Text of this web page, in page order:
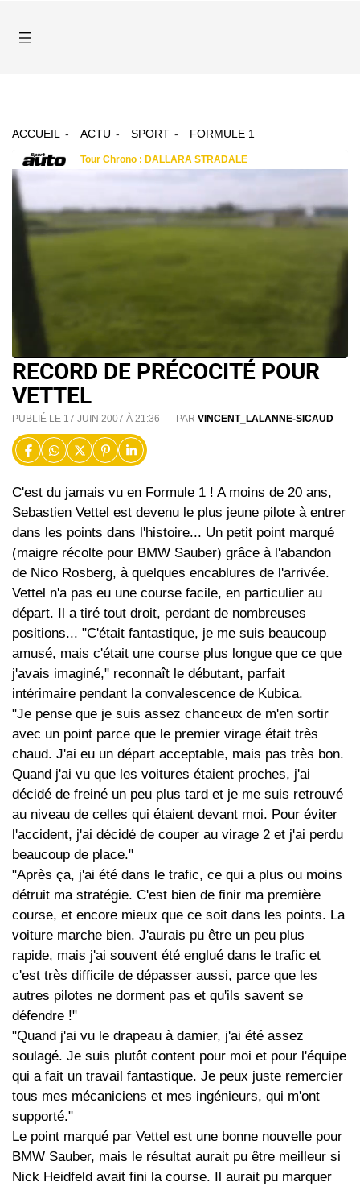
ACCUEIL ACTU SPORT FORMULE 1
RECORD DE PRÉCOCITÉ POUR
VETTEL
PUBLIÉ LE 17 JUIN 2007 À 21:36 PAR VINCENT_LALANNE-SICAUD
C'est du jamais vu en Formule 1 ! A moins de 20 ans,
Sebastien Vettel est devenu le plus jeune pilote à entrer
dans les points dans l'histoire... Un petit point marqué
(maigre récolte pour BMW Sauber) grâce à l'abandon
de Nico Rosberg, à quelques encablures de l'arrivée.
Vettel n'a pas eu une course facile, en particulier au
départ. Il a tiré tout droit, perdant de nombreuses
positions... "C'était fantastique, je me suis beaucoup
amusé, mais c'était une course plus longue que ce que
j'avais imaginé," reconnaît le débutant, parfait
intérimaire pendant la convalescence de Kubica.
"Je pense que je suis assez chanceux de m'en sortir
avec un point parce que le premier virage était très
chaud. J'ai eu un départ acceptable, mais pas très bon.
Quand j'ai vu que les voitures étaient proches, j'ai
décidé de freiné un peu plus tard et je me suis retrouvé
au niveau de celles qui étaient devant moi. Pour éviter
l'accident, j'ai décidé de couper au virage 2 et j'ai perdu
beaucoup de place."
"Après ça, j'ai été dans le trafic, ce qui a plus ou moins
détruit ma stratégie. C'est bien de finir ma première
course, et encore mieux que ce soit dans les points. La
voiture marche bien. J'aurais pu être un peu plus
rapide, mais j'ai souvent été englué dans le trafic et
c'est très difficile de dépasser aussi, parce que les
autres pilotes ne dorment pas et qu'ils savent se
défendre !"
"Quand j'ai vu le drapeau à damier, j'ai été assez
soulagé. Je suis plutôt content pour moi et pour l'équipe
qui a fait un travail fantastique. Je peux juste remercier
tous mes mécaniciens et mes ingénieurs, qui m'ont
supporté."
Le point marqué par Vettel est une bonne nouvelle pour
BMW Sauber, mais le résultat aurait pu être meilleur si
Nick Heidfeld avait fini la course. Il aurait pu marquer